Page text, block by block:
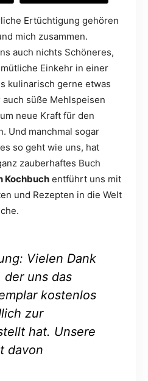
Ertüchtigung gehören
mich zusammen.
auch nichts Schöneres,
Einkehr in einer
kulinarisch gerne etwas
auch süße Mehlspeisen
neue Kraft für den
Und manchmal sogar
so geht wie uns, hat
zauberhaftes Buch
Kochbuch entführt uns mit
und Rezepten in die Welt
Vielen Dank
der uns das
kostenlos
zur
hat. Unsere
davon